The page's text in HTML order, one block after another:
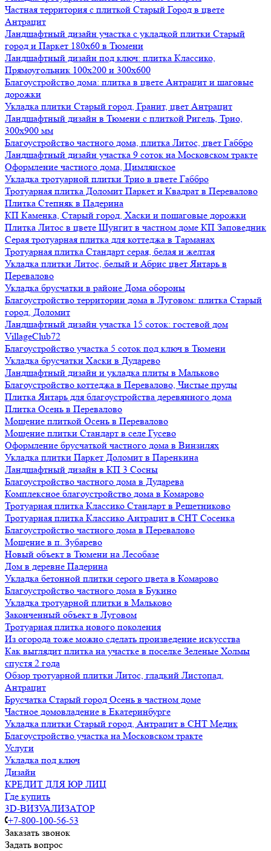
Частная территория с плиткой Старый Город в цвете
Антрацит
Ландшафтный дизайн участка с укладкой плитки Старый
город и Паркет 180х60 в Тюмени
Ландшафтный дизайн под ключ: плитка Классико,
Прямоугольник 100х200 и 300х600
Благоустройство дома: плитка в цвете Антрацит и шаговые
дорожки
Укладка плитки Старый город, Гранит, цвет Антрацит
Ландшафтный дизайн в Тюмени с плиткой Ригель, Трио,
300х900 мм
Благоустройство частного дома, плитка Литос, цвет Габбро
Ландшафтный дизайн участка 9 соток на Московском тракте
Оформление частного дома, Цимлянское
Укладка тротуарной плитки Трио в цвете Габбро
Тротуарная плитка Доломит Паркет и Квадрат в Перевалово
Плитка Степняк в Падерина
КП Каменка, Старый город, Хаски и пошаговые дорожки
Плитка Литос в цвете Шунгит в частном доме КП Заповедник
Серая тротуарная плитка для коттеджа в Тарманах
Тротуарная плитка Стандарт серая, белая и желтая
Укладка плитки Литос, белый и Абрис цвет Янтарь в
Перевалово
Укладка брусчатки в районе Дома обороны
Благоустройство территории дома в Луговом: плитка Старый
город, Доломит
Ландшафтный дизайн участка 15 соток: гостевой дом
VillageClub72
Благоустройство участка 5 соток под ключ в Тюмени
Укладка брусчатки Хаски в Дударево
Ландшафтный дизайн и укладка плиты в Мальково
Благоустройство коттеджа в Перевалово, Чистые пруды
Плитка Янтарь для благоустройства деревянного дома
Плитка Осень в Перевалово
Мощение плиткой Осень в Перевалово
Мощение плитки Стандарт в селе Гусево
Оформление брусчаткой частного дома в Винзилях
Укладка плитки Паркет Доломит в Паренкина
Ландшафтный дизайн в КП 3 Сосны
Благоустройство частного дома в Дударева
Комплексное благоустройство дома в Комарово
Тротуарная плитка Классико Стандарт в Решетниково
Тротуарная плитка Классико Антрацит в СНТ Сосенка
Благоустройство частного дома в Перевалово
Мощение в п. Зубарево
Новый объект в Тюмени на Лесобазе
Дом в деревне Падерина
Укладка бетонной плитки серого цвета в Комарово
Благоустройство частного дома в Букино
Укладка тротуарной плитки в Мальково
Законченный объект в Луговом
Тротуарная плитка нового поколения
Из огорода тоже можно сделать произведение искусства
Как выглядит плитка на участке в поселке Зеленые Холмы
спустя 2 года
Обзор тротуарной плитки Литос, гладкий Листопад,
Антрацит
Брусчатка Старый город Осень в частном доме
Частное домовладение в Екатеринбурге
Укладка плитки Старый город, Антрацит в СНТ Медик
Благоустройство участка на Московском тракте
Услуги
Укладка под ключ
Дизайн
КРЕДИТ ДЛЯ ЮР ЛИЦ
Где купить
3D-ВИЗУАЛИЗАТОР
+7-800-100-56-53
Заказать звонок
Задать вопрос